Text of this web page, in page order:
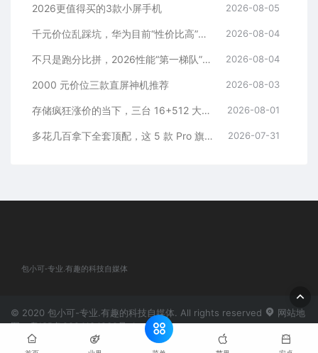
2026更值得买的3款小屏手机 2026-08-05
千元价位乱踩坑，华为目前“性价比高”的3款手机 2026-08-04
不只是跑分比拼，2026性能“第一梯队”的旗舰手机 2026-08-04
2000 元价位三款直屏神机推荐 2026-08-03
存储疯狂涨价的当下，三台 16+512 大存储旗舰，一步告别清内存内耗 2026-08-01
多花几百拿下全套顶配，这 5 款 Pro 旗舰，一步到位用好多年 2026-07-31
包小可-专业.有趣的科技自媒体
© 2020 包小可-专业.有趣的科技自媒体. All rights reserved
网站地
图
粤ICP备2024184932号-1